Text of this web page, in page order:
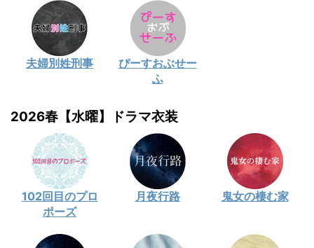
夫婦別姓刑事
ぴーすおぶせー
ふ
2026春【水曜】ドラマ衣装
102回目のプロ
ポーズ
月夜行路 鬼女の棲む家